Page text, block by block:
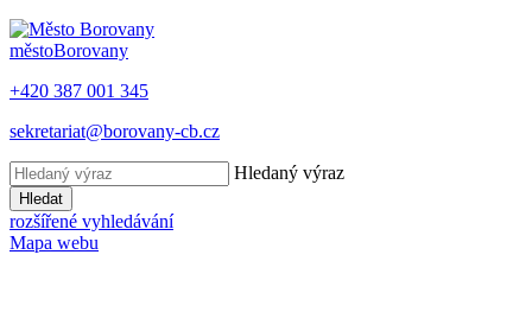
městoBorovany
+420 387 001 345
sekretariat@borovany-cb.cz
Hledaný výraz
Hledat
rozšířené vyhledávání
Mapa webu